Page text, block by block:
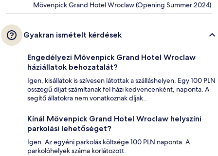
Mövenpick Grand Hotel Wroclaw (Opening Summer 2024)
Gyakran ismételt kérdések
Engedélyezi Mövenpick Grand Hotel Wroclaw
háziállatok behozatalát?
Igen, kisállatok is szívesen látottak a szálláshelyen. Egy 100 PLN
összegű díjat számítanak fel házi kedvencenként, naponta. A
segítő állatokra nem vonatkoznak díjak..
Kínál Mövenpick Grand Hotel Wroclaw helyszíni
parkolási lehetőséget?
Igen. Az egyéni parkolás költsége 100 PLN naponta. A
parkolóhelyek száma korlátozott.